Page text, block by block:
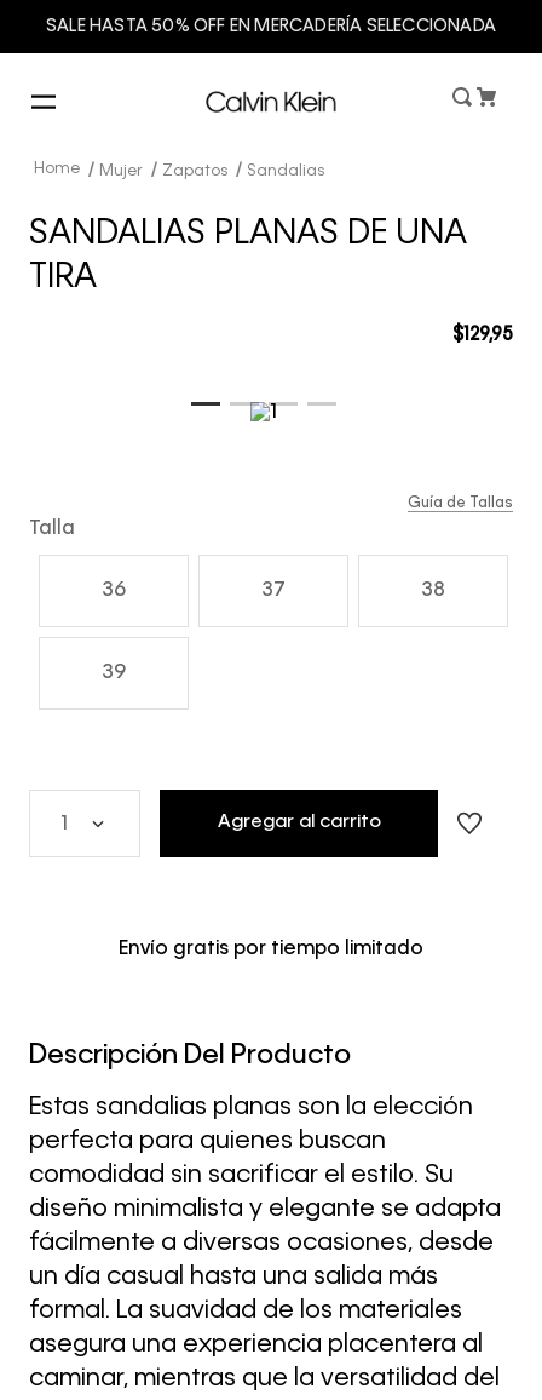
SALE HASTA 50% OFF EN MERCADERÍA SELECCIONADA
Mujer Zapatos Sandalias
SANDALIAS PLANAS DE UNA
TIRA
$129,95
Talla
36 37 38
39
Guía de Tallas
Agregar al carrito
Envío gratis por tiempo limitado
Descripción Del Producto
Estas sandalias planas son la elección
perfecta para quienes buscan
comodidad sin sacrificar el estilo. Su
diseño minimalista y elegante se adapta
fácilmente a diversas ocasiones, desde
un día casual hasta una salida más
formal. La suavidad de los materiales
asegura una experiencia placentera al
caminar, mientras que la versatilidad del